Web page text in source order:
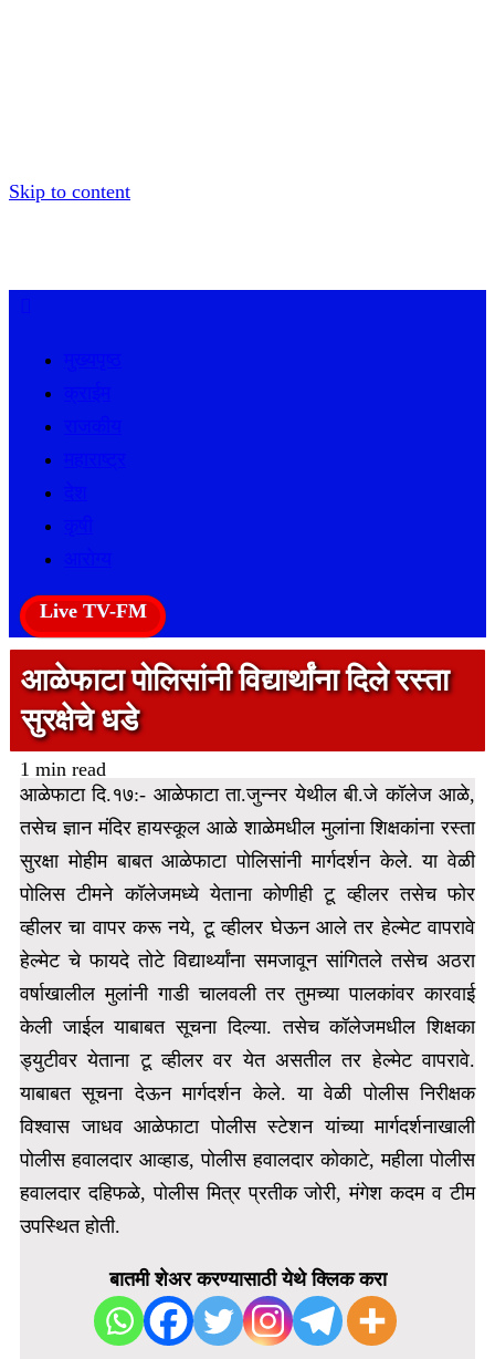
Skip to content
Live TV-FM
आळेफाटा पोलिसांनी विद्यार्थांना दिले रस्ता
सुरक्षेचे धडे
1 min read
आळेफाटा दि.१७:- आळेफाटा ता.जुन्नर येथील बी.जे कॉलेज आळे,
तसेच ज्ञान मंदिर हायस्कूल आळे शाळेमधील मुलांना शिक्षकांना रस्ता
सुरक्षा मोहीम बाबत आळेफाटा पोलिसांनी मार्गदर्शन केले. या वेळी
पोलिस टीमने कॉलेजमध्ये येताना कोणीही टू व्हीलर तसेच फोर
व्हीलर चा वापर करू नये, टू व्हीलर घेऊन आलेतर हेल्मेट वापरावे
हेल्मेट चे फायदे तोटे विद्यार्थ्यांना समजावून सांगितले तसेच अठरा
वर्षाखालील मुलांनी गाडी चालवली तर तुमच्या पालकांवर कारवाई
केली जाईल याबाबत सूचना दिल्या. तसेच कॉलेजमधील शिक्षका
ड्युटीवर येताना टू व्हीलर वर येत असतील तर हेल्मेट वापरावे.
याबाबत सूचना देऊन मार्गदर्शन केले.या वेळी पोलीस निरीक्षक
विश्वास जाधव आळेफाटा पोलीस स्टेशन यांच्या मार्गदर्शनाखाली
पोलीस हवालदार आव्हाड, पोलीस हवालदार कोकाटे, महीला पोलीस
हवालदार दहिफळे, पोलीस मित्र प्रतीक जोरी, मंगेश कदम व टीम
उपस्थित होती.
बातमी शेअर करण्यासाठी येथे क्लिक करा